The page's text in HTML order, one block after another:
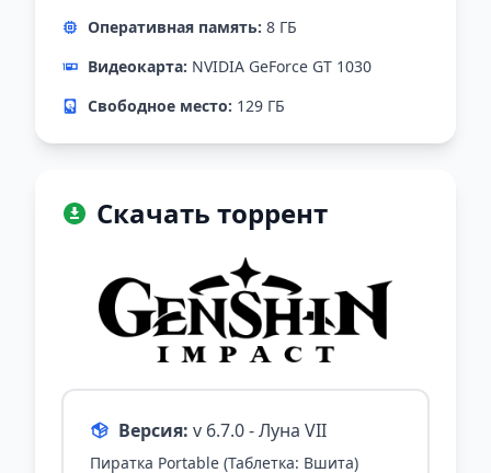
Оперативная память: 8 ГБ
Видеокарта: NVIDIA GeForce GT 1030
Свободное место: 129 ГБ
Скачать торрент
Версия: v 6.7.0 - Луна VII
Пиратка Portable (Таблетка: Вшита)